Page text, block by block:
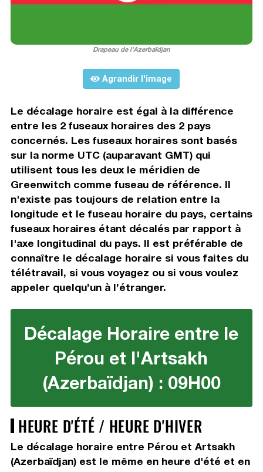
Drapeau de l'Azerbaïdjan
Agrandir l'image
Le décalage horaire est égal à la différence
entre les 2 fuseaux horaires des 2 pays
concernés. Les fuseaux horaires sont basés
sur la norme UTC (auparavant GMT) qui
utilisent tous les deux le méridien de
Greenwitch comme fuseau de référence. Il
n'existe pas toujours de relation entre la
longitude et le fuseau horaire du pays, certains
fuseaux horaires étant décalés par rapport à
l'axe longitudinal du pays. Il est préférable de
connaître le décalage horaire si vous faites du
télétravail, si vous voyagez ou si vous voulez
appeler quelqu’un à l’étranger.
Décalage Horaire entre le
Pérou et l'Artsakh
(Azerbaïdjan) : 09H00
HEURE D'ÉTÉ / HEURE D'HIVER
Le décalage horaire entre Pérou et Artsakh
(Azerbaïdjan) est le même en heure d'été et en